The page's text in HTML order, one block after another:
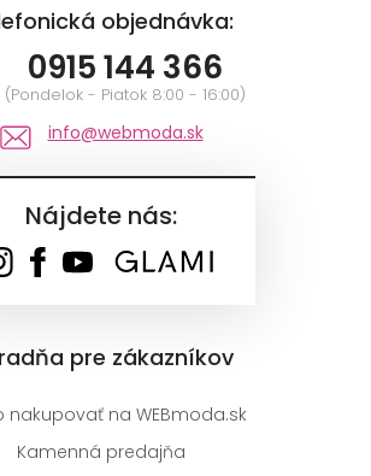
objednávka:
0915 144 366
(Pondelok - Piatok 8:00 - 16:00)
info@webmoda.sk
Nájdete nás:
pre zákazníkov
nakupovať na WEBmoda.sk
Kamenná predajňa